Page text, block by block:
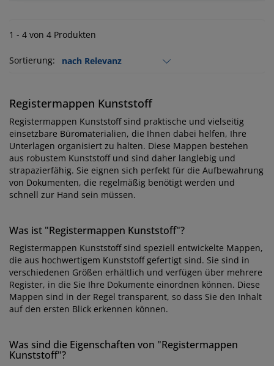
1 - 4 von 4 Produkten
Sortierung:
Registermappen Kunststoff
Registermappen Kunststoff sind praktische und vielseitig
einsetzbare Büromaterialien, die Ihnen dabei helfen, Ihre
Unterlagen organisiert zu halten. Diese Mappen bestehen
aus robustem Kunststoff und sind daher langlebig und
strapazierfähig. Sie eignen sich perfekt für die Aufbewahrung
von Dokumenten, die regelmäßig benötigt werden und
schnell zur Hand sein müssen.
Was ist "Registermappen Kunststoff"?
Registermappen Kunststoff sind speziell entwickelte Mappen,
die aus hochwertigem Kunststoff gefertigt sind. Sie sind in
verschiedenen Größen erhältlich und verfügen über mehrere
Register, in die Sie Ihre Dokumente einordnen können. Diese
Mappen sind in der Regel transparent, so dass Sie den Inhalt
auf den ersten Blick erkennen können.
Was sind die Eigenschaften von "Registermappen
Kunststoff"?